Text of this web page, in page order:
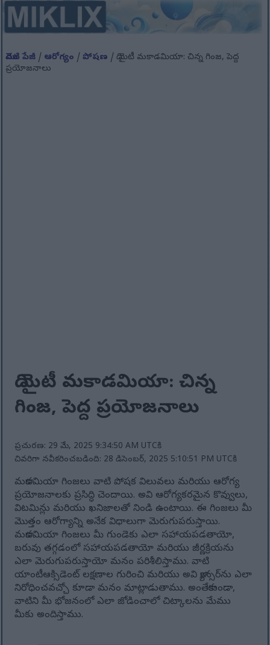
మొదటి పేజీ / ఆరోగ్యం /పోషణ / ది మైటీ మకాడమియా: చిన్న గింజ, పెద్ద
ప్రయోజనాలు
ది మైటీ మకాడమియా: చిన్న
గింజ, పెద్ద ప్రయోజనాలు
ప్రచురణ: 29 మే, 2025 9:34:50 AM UTCకి
చివరిగా నవీకరించబడింది: 28 డిసెంబర్, 2025 5:10:51 PM UTCకి
మకాడమియా గింజలు వాటి పోషక విలువలు మరియు ఆరోగ్య
ప్రయోజనాలకు ప్రసిద్ధి చెందాయి. అవి ఆరోగ్యకరమైన కొవ్వులు,
విటమిన్లు మరియు ఖనిజాలతో నిండి ఉంటాయి. ఈ గింజలు మీ
మొత్తం ఆరోగ్యాన్ని అనేక విధాలుగా మెరుగుపరుస్తాయి.
మకాడమియా గింజలు మీ గుండెకు ఎలా సహాయపడతాయో,
బరువు తగ్గడంలో సహాయపడతాయో మరియు జీర్ణక్రియను
ఎలా మెరుగుపరుస్తాయో మనం పరిశీలిస్తాము. వాటి
యాంటీఆక్సిడెంట్ లక్షణాల గురించి మరియు అవి క్యాన్సర్‌ను ఎలా
నిరోధించవచ్చో కూడా మనం మాట్లాడుతాము. అంతేకాకుండా,
వాటిని మీ భోజనంలో ఎలా జోడించాలో చిట్కాలను మేము
మీకు అందిస్తాము.